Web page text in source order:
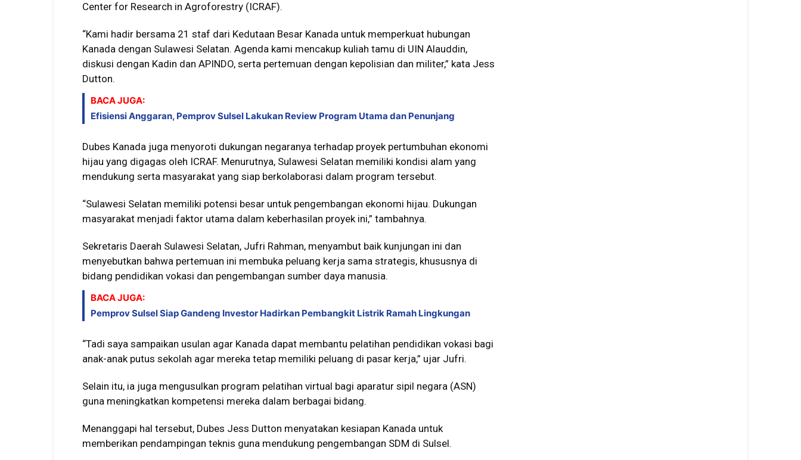
Center for Research in Agroforestry (ICRAF).
“Kami hadir bersama 21 staf dari Kedutaan Besar Kanada untuk memperkuat hubungan
Kanada dengan Sulawesi Selatan. Agenda kami mencakup kuliah tamu di UIN Alauddin,
diskusi dengan Kadin dan APINDO, serta pertemuan dengan kepolisian dan militer,” kata Jess
Dutton.
BACA JUGA:
Efisiensi Anggaran, Pemprov Sulsel Lakukan Review Program Utama dan Penunjang
Dubes Kanada juga menyoroti dukungan negaranya terhadap proyek pertumbuhan ekonomi
hijau yang digagas oleh ICRAF. Menurutnya, Sulawesi Selatan memiliki kondisi alam yang
mendukung serta masyarakat yang siap berkolaborasi dalam program tersebut.
“Sulawesi Selatan memiliki potensi besar untuk pengembangan ekonomi hijau. Dukungan
masyarakat menjadi faktor utama dalam keberhasilan proyek ini,” tambahnya.
Sekretaris Daerah Sulawesi Selatan, Jufri Rahman, menyambut baik kunjungan ini dan
menyebutkan bahwa pertemuan ini membuka peluang kerja sama strategis, khususnya di
bidang pendidikan vokasi dan pengembangan sumber daya manusia.
BACA JUGA:
Pemprov Sulsel Siap Gandeng Investor Hadirkan Pembangkit Listrik Ramah Lingkungan
“Tadi saya sampaikan usulan agar Kanada dapat membantu pelatihan pendidikan vokasi bagi
anak-anak putus sekolah agar mereka tetap memiliki peluang di pasar kerja,” ujar Jufri.
Selain itu, ia juga mengusulkan program pelatihan virtual bagi aparatur sipil negara (ASN)
guna meningkatkan kompetensi mereka dalam berbagai bidang.
Menanggapi hal tersebut, Dubes Jess Dutton menyatakan kesiapan Kanada untuk
memberikan pendampingan teknis guna mendukung pengembangan SDM di Sulsel.